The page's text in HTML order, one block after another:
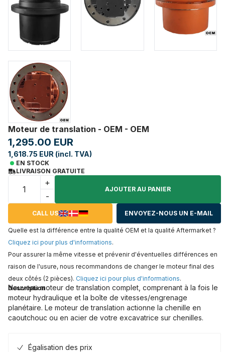
Moteur de translation - OEM - OEM
1,295.00 EUR
1,618.75 EUR (incl. TVA)
EN STOCK
LIVRAISON GRATUITE
+
-
AJOUTER AU PANIER
CALL US ENVOYEZ-NOUS UN E-MAIL
Quelle est la différence entre la qualité OEM et la qualité Aftermarket ?
Cliquez ici pour plus d'informations.
Pour assurer la même vitesse et prévenir d'éventuelles différences en
raison de l'usure, nous recommandons de changer le moteur final des
deux côtés (2 pièces). Cliquez ici pour plus d'informations.
Description
Nouveau moteur de translation complet, comprenant à la fois le
moteur hydraulique et la boîte de vitesses/engrenage
planétaire. Le moteur de translation actionne la chenille en
caoutchouc ou en acier de votre excavatrice sur chenilles.
Égalisation des prix